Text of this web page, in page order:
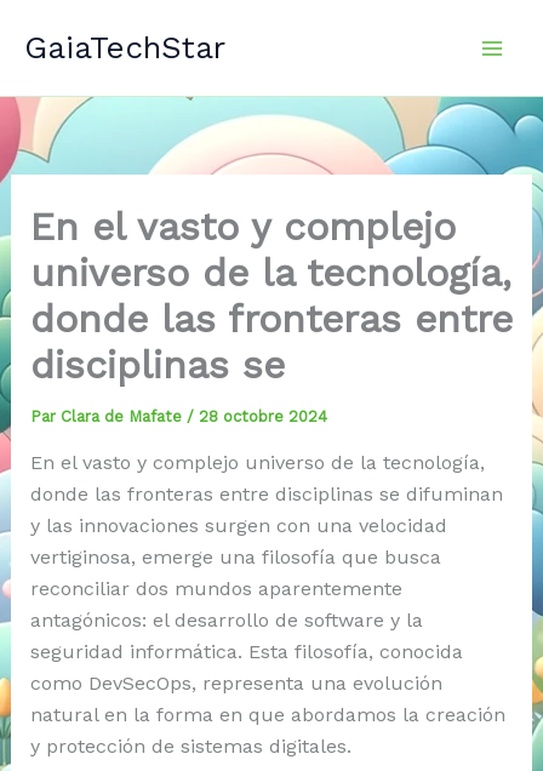
GaiaTechStar
En el vasto y complejo
universo de la tecnología,
donde las fronteras entre
disciplinas se
Par Clara de Mafate / 28 octobre 2024
En el vasto y complejo universo de la tecnología,
donde las fronteras entre disciplinas se difuminan
y las innovaciones surgen con una velocidad
vertiginosa, emerge una filosofía que busca
reconciliar dos mundos aparentemente
antagónicos: el desarrollo de software y la
seguridad informática. Esta filosofía, conocida
como DevSecOps, representa una evolución
natural en la forma en que abordamos la creación
y protección de sistemas digitales.